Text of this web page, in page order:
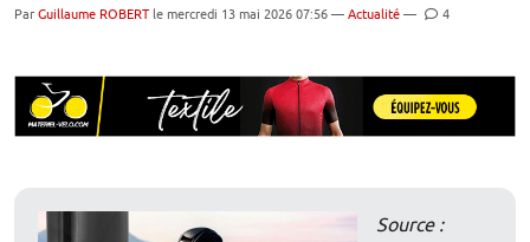
Par Guillaume ROBERT le mercredi 13 mai 2026 07:56 — Actualité — 4
Source :